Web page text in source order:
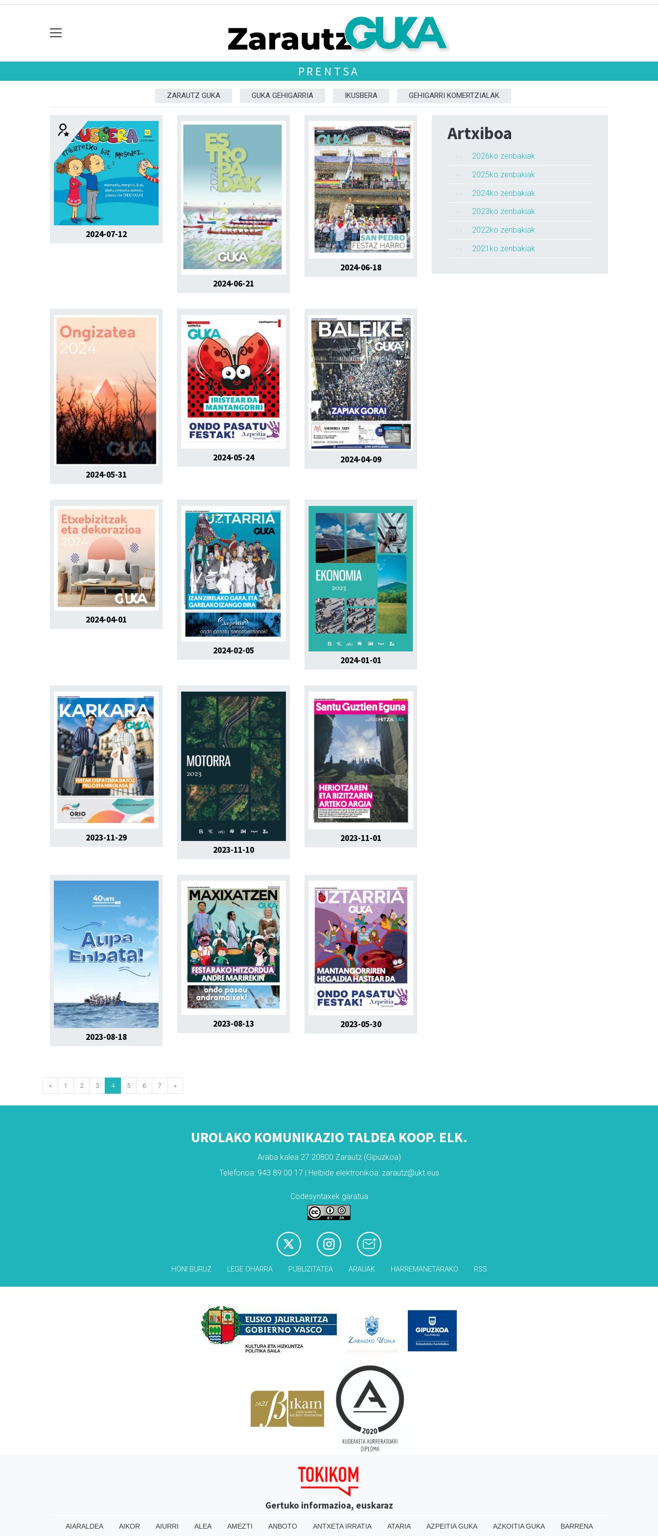
PRENTSA
ZARAUTZ GUKA GUKA GEHIGARRIA IKUSBERA GEHIGARRI KOMERTZIALAK
2024-07-12
2024-06-21
2024-06-18
2024-05-31
2024-05-24 2024-04-09
2024-04-01
2024-02-05
2024-01-01
2023-11-29
2023-11-10
2023-11-01
2023-08-18
2023-08-13 2023-05-30
« 1 2 3 4 5 6 7 »
Artxiboa
2026ko zenbakiak
2025ko zenbakiak
2024ko zenbakiak
2023ko zenbakiak
2022ko zenbakiak
2021ko zenbakiak
UROLAKO KOMUNIKAZIO TALDEA KOOP. ELK.
Araba kalea 27 20800 Zarautz (Gipuzkoa)
Telefonoa: 943 89 00 17 | Helbide elektronikoa: zarautz@ukt.eus
Codesyntaxek garatua
HONI BURUZ LEGE OHARRA PUBLIZITATEA ARAUAK HARREMANETARAKO RSS
Gertuko informazioa, euskaraz
AIARALDEA AIKOR AIURRI ALEA AMEZTI ANBOTO ANTXETA IRRATIA ATARIA AZPEITIA GUKA AZKOITIA GUKA
BARRENA